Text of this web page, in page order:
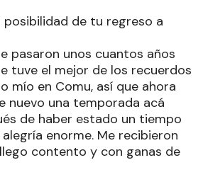
de tu regreso a
pasaron unos cuantos años
tuve el mejor de los recuerdos
mío en Comu, así que ahora
nuevo una temporada acá
de haber estado un tiempo
enorme. Me recibieron
contento y con ganas de